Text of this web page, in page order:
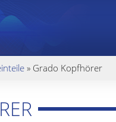
» Grado Kopfhörer